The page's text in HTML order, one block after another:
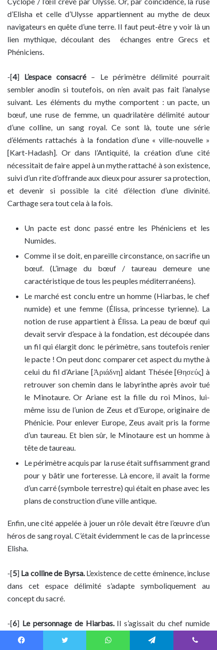
d’Elisha et celle d’Ulysse appartiennent au mythe de deux
navigateurs en quête d’une terre. Il faut peut-être y voir là un
lien mythique, découlant des échanges entre Grecs et
Phéniciens.
-[4] L’espace consacré– Le périmètre délimité pourrait
sembler anodin si toutefois, on n’en avait pas fait l’analyse
suivant. Les éléments du mythe comportent : un pacte, un
bœuf, une ruse de femme, un quadrilatère délimité autour
d’une colline, un sang royal. Ce sont là, toute une série
d’éléments rattachés à la fondation d’une « ville-nouvelle »
[Kart-Hadash]. Or dans l’Antiquité, la création d’une cité
nécessitait de faire appel à un mythe rattaché à son existence,
suivi d’un rite d’offrande aux dieux pour assurer sa protection,
et devenir si possible la cité d’élection d’une divinité.
Carthage sera tout cela à la fois.
Un pacte est donc passé entre les Phéniciens et les
Numides.
Comme il se doit, en pareille circonstance, on sacrifie un
bœuf. (L’image du bœuf / taureau demeure une
caractéristique de tous les peuples méditerranéens).
Le marché est conclu entre un homme (Hiarbas, le chef
numide) et une femme (Élissa, princesse tyrienne). La
notion de ruse appartient à Élissa. La peau de bœuf qui
devait servir d’espace à la fondation, est découpée dans
un fil qui élargit donc le périmètre, sans toutefois renier
le pacte ! On peut donc comparer cet aspect du mythe à
celui du fil d’Ariane [Ἀριάδνη] aidant Thésée [Θησεύς] à
retrouver son chemin dans le labyrinthe après avoir tué
le Minotaure. Or Ariane est la fille du roi Minos, lui-
même issu de l’union de Zeus et d’Europe, originaire de
Phénicie. Pour enlever Europe, Zeus avait pris la forme
d’un taureau. Et bien sûr, le Minotaure est un homme à
tête de taureau.
Le périmètre acquis par la ruse était suffisamment grand
pour y bâtir une forteresse. Là encore, il avait la forme
d’un carré (symbole terrestre) qui était en phase avec les
plans de construction d’une ville antique.
Enfin, une cité appelée à jouer un rôle devait être l’œuvre d’un
héros de sang royal. C’était évidemment le cas de la princesse
Elisha.
-[5] La colline de Byrsa.L’existence de cette éminence, incluse
dans cet espace délimité s’adapte symboliquement au
concept du sacré.
-[6] Le personnage de Hiarbas.Il s’agissait du chef numide
local, historiquement identifié. Il joue un rôle important dans